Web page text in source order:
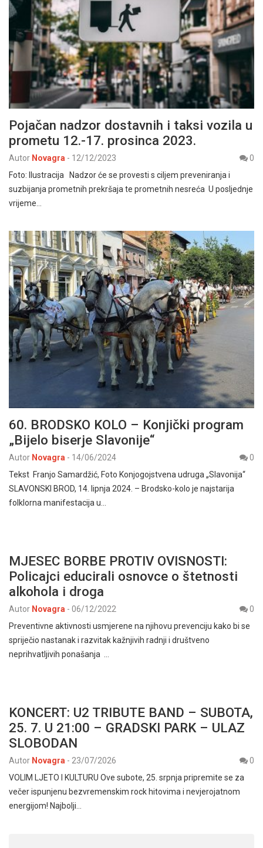
Pojačan nadzor dostavnih i taksi vozila u
prometu 12.-17. prosinca 2023.
Autor Novagra - 12/12/2023
0
Foto: Ilustracija Nadzor će se provesti s ciljem preveniranja i
suzbijanja prometnih prekršaja te prometnih nesreća U posljednje
vrijeme…
60. BRODSKO KOLO – Konjički program
„Bijelo biserje Slavonije“
Autor Novagra - 14/06/2024
0
Tekst Franjo Samardžić, Foto Konjogojstvena udruga „Slavonija“
SLAVONSKI BROD, 14. lipnja 2024. – Brodsko-kolo je najstarija
folklorna manifestacija u…
MJESEC BORBE PROTIV OVISNOSTI:
Policajci educirali osnovce o štetnosti
alkohola i droga
Autor Novagra - 06/12/2022
0
Preventivne aktivnosti usmjerene na njihovu prevenciju kako bi se
spriječio nastanak i razvitak kažnjivih radnji i društveno
neprihvatljivih ponašanja …
KONCERT: U2 TRIBUTE BAND – SUBOTA,
25. 7. U 21:00 – GRADSKI PARK – ULAZ
SLOBODAN
Autor Novagra - 23/07/2026
0
VOLIM LJETO I KULTURU Ove subote, 25. srpnja pripremite se za
večer ispunjenu bezvremenskim rock hitovima i nevjerojatnom
energijom! Najbolji…